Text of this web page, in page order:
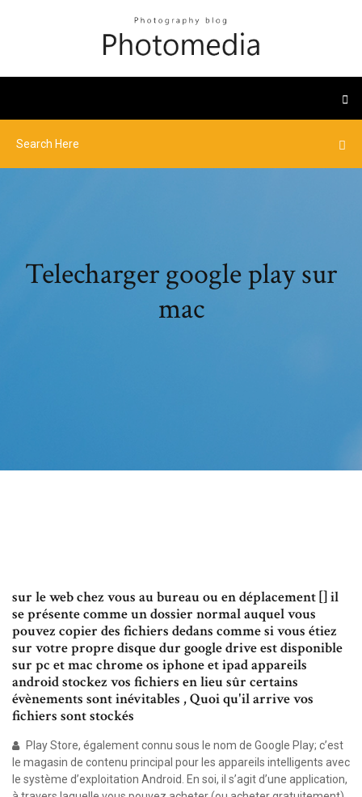
Telecharger google play sur
mac
sur le web chez vous au bureau ou en déplacement [] il
se présente comme un dossier normal auquel vous
pouvez copier des fichiers dedans comme si vous étiez
sur votre propre disque dur google drive est disponible
sur pc et mac chrome os iphone et ipad appareils
android stockez vos fichiers en lieu sûr certains
évènements sont inévitables , Quoi qu'il arrive vos
fichiers sont stockés
Play Store, également connu sous le nom de Google Play; c’est
le magasin de contenu principal pour les appareils intelligents avec
le système d’exploitation Android. En soi, il s’agit d’une application,